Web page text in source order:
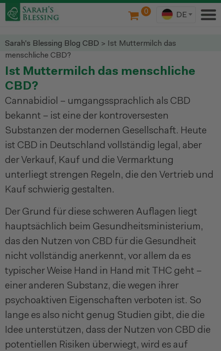
DE
0
Sarah's Blessing Blog CBD > Ist Muttermilch das
menschliche CBD?
Ist Muttermilch das menschliche
CBD?
Cannabidiol – umgangssprachlich als CBD
bekannt – ist eine der kontroversesten
Substanzen der modernen Gesellschaft. Heute
ist CBD in Deutschland vollständig legal, aber
der Verkauf, Kauf und die Vermarktung
unterliegt strengen Regeln, die den Vertrieb und
Kauf schwierig gestalten.
Der Grund für diese schweren Auflagen liegt
hauptsächlich beim Gesundheitsministerium,
das den Nutzen von CBD für die Gesundheit
nicht vollständig anerkennt, vor allem da es
typischer Weise Hand in Hand mit THC geht –
einer anderen Substanz, die wegen ihrer
psychoaktiven Eigenschaften verboten ist. So
lange es also nicht genug Studien gibt, die die
Idee unterstützen, dass der Nutzen von CBD die
potentiellen Risiken überwiegt, wird es auf